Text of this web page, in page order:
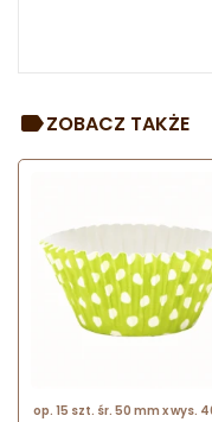
ZOBACZ TAKŻE
op. 15 szt. śr. 50 mm x wys.